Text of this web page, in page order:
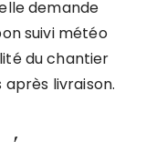
demande
suivi météo
du chantier
livraison.